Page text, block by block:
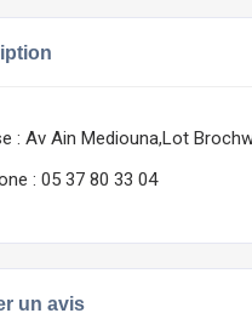
: Av Ain Mediouna,Lot
: 05 37 80 33 04
un avis